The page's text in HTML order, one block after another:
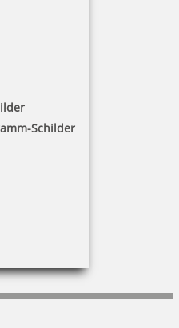
Schilder